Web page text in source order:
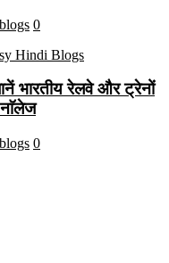
0
रेलवे और ट्रेनों
0